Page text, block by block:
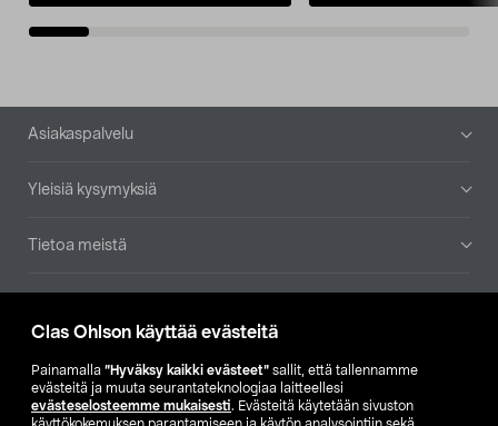
Clas Ohlson käyttää evästeitä
Painamalla ”Hyväksy kaikki evästeet” sallit, että tallennamme
evästeitä ja muuta seurantateknologiaa laitteellesi
evästeselosteemme mukaisesti. Evästeitä käytetään sivuston
Alatunniste
Asiakaspalvelu
Yleisiä kysymyksiä
Tietoa meistä
Etsi myymälä